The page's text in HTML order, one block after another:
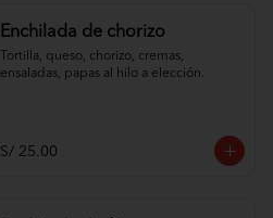
Enchilada de chorizo
Tortilla, queso, chorizo, cremas,
ensaladas, papas al hilo a elección.
S/ 25.00